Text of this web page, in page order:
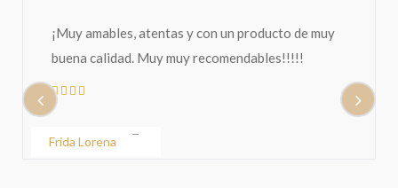
Holaaa. Ya lo recibí, muchísimas gracias. Me
encantó! Sin duda alguna fue una excelente
compra. Gracias!